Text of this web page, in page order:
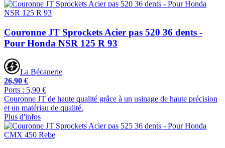
Couronne JT Sprockets Acier pas 520 36 dents -
Pour Honda NSR 125 R 93
La Bécanerie
26,90 €
Ports : 5,90 €
Couronne JT de haute qualité grâce à un usinage de haute précision
et un matériau de qualité.
Plus d'infos